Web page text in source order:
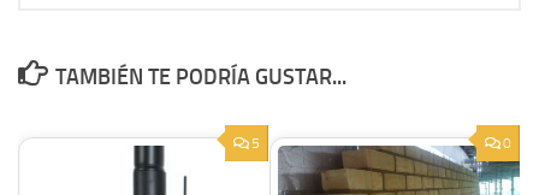
TAMBIÉN TE PODRÍA GUSTAR...
5 0